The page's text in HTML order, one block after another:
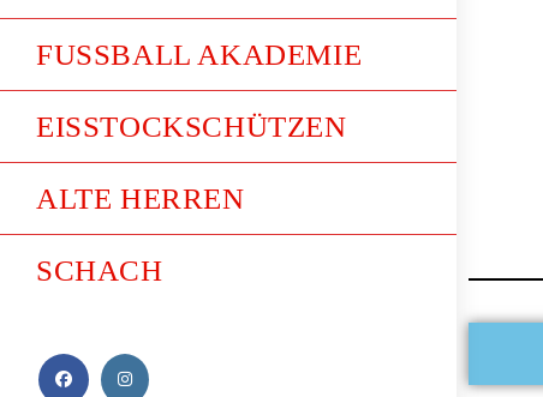
FUSSBALL AKADEMIE
EISSTOCKSCHÜTZEN
ALTE HERREN
SCHACH